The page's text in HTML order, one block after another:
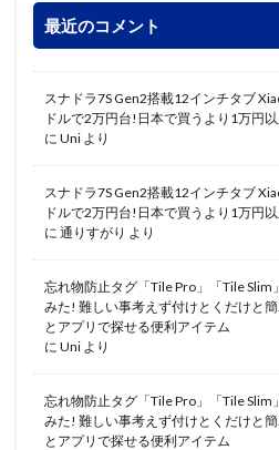
最近のコメント
スナドラ7S Gen2搭載12インチタブ
ドルで2万円台!日本で買うより1万円
に Uni より
スナドラ7S Gen2搭載12インチタブ
ドルで2万円台!日本で買うより1万円
に 通りすがり より
忘れ物防止タグ「Tile Pro」「Tile Slim
みた! 難しい事考えず付けとくだけと
とアプリで探せる便利アイテム
に Uni より
忘れ物防止タグ「Tile Pro」「Tile Slim
みた! 難しい事考えず付けとくだけと
とアプリで探せる便利アイテム